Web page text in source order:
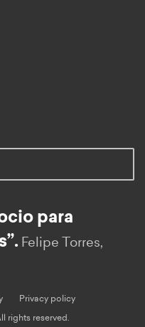
para
Felipe Torres,
Privacy policy
rights reserved.